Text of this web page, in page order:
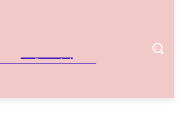
Referensi Bisnis Indonesia